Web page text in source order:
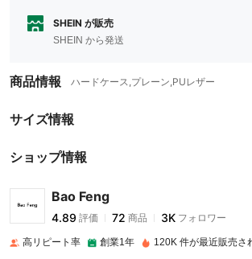
SHEIN が販売
SHEIN から発送
商品情報 ハードケース,プレーン,PUレザー
サイズ情報
ショップ情報
Bao Feng
4.89
4.89
k***2 は1日前に購入しました
高リピート率 創業1年 120K 件が最近販売さ